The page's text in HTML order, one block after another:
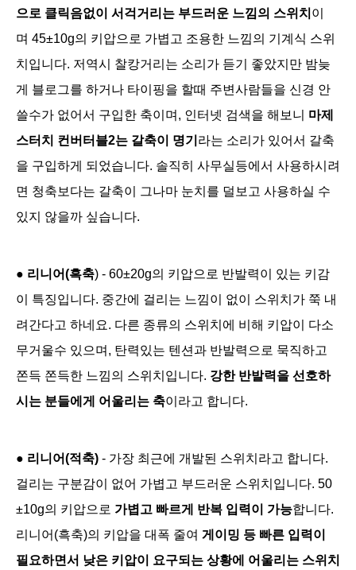
으로 클릭음없이 서걱거리는 부드러운 느낌의 스위치 이
며 45±10g의 키압으로 가볍고 조용한 느낌의 기계식 스위
치 입니다. 저역시 찰캉거리는 소리가 듣기 좋았지만 밤늦
게 블로그를 하거나 타이핑을 할때 주변사람들을 신경 안
쓸수가 없어서 구입한 축이며, 인터넷 검색을 해보니 마제
스터치 컨버터블2는 갈축이 명기 라는 소리가 있어서 갈축
을 구입하게 되었습니다. 솔직히 사무실등에서 사용하시려
면 청축보다는 갈축이 그나마 눈치를 덜보고 사용하실 수
있지 않을까 싶습니다.
● 리니어(흑축) - 60±20g의 키압으로 반발력이 있는 키감
이 특징입니다. 중간에 걸리는 느낌이 없이 스위치가 쭉 내
려간다고 하네요. 다른 종류의 스위치에 비해 키압이 다소
무거울수 있으며, 탄력있는 텐션과 반발력으로 묵직하고
쫀득 쫀득한 느낌의 스위치입니다. 강한 반발력을 선호하
시는 분들에게 어울리는 축이라고 합니다.
● 리니어(적축) - 가장 최근에 개발된 스위치라고 합니다.
걸리는 구분감이 없어 가볍고 부드러운 스위치입니다. 50
±10g의 키압으로 가볍고 빠르게 반복 입력이 가능합니다.
리니어(흑축)의 키압을 대폭 줄여 게이밍 등 빠른 입력이
필요하면서 낮은 키압이 요구되는 상황에 어울리는 스위치